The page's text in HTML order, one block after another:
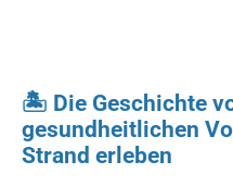
🏝️ Die Geschichte
gesundheitlichen
Strand erleben